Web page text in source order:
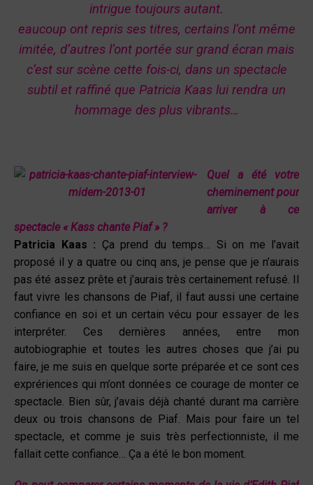
intrigue toujours autant.
eaucoup ont reprisses titres, certains l’ont même
imitée, d’autres l’ont portée sur grand écran mais
c’est sur scène cette fois-ci, dans un spectacle
subtil et raffiné que Patricia Kaas lui rendra un
hommage des plus vibrants…
Quel a été votre
cheminement pour
arriver à ce
spectacle « Kass chante Piaf » ?
Patricia Kaas : Ça prend du temps… Si on me l’avait
proposé il y a quatre ou cinq ans, je pense que je n’aurais
pas été assez prête et j’aurais très certainement refusé. Il
faut vivre les chansons de Piaf, il faut aussi une certaine
confiance en soi et un certain vécu pour essayer de les
interpréter. Ces dernières années, entre mon
autobiographie et toutes les autres choses que j’ai pu
faire, je me suis en quelque sorte préparée et ce sont ces
exprériences qui m’ont données ce courage de monter ce
spectacle. Bien sûr, j’avais déjà chanté durant ma carrière
deux ou trois chansons de Piaf. Mais pour faire un tel
spectacle, et comme je suis très perfectionniste, il me
fallait cette confiance… Ça a été le bon moment.